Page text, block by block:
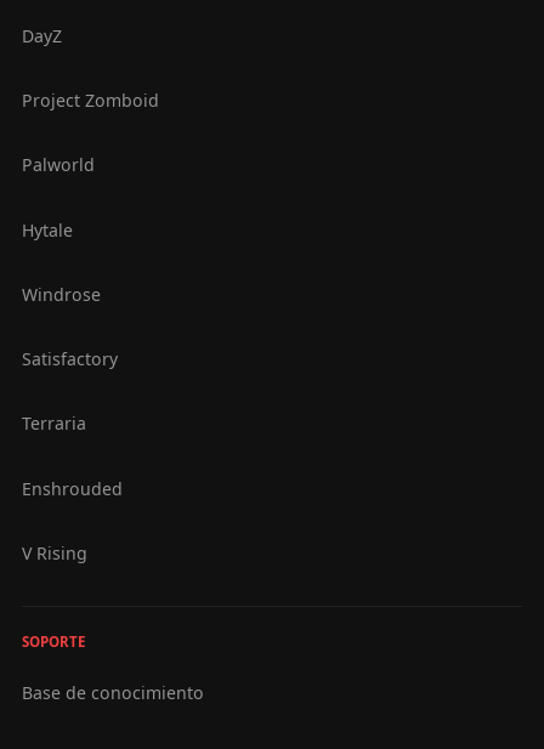
DayZ
Project Zomboid
Palworld
Hytale
Windrose
Satisfactory
Terraria
Enshrouded
V Rising
SOPORTE
Base de conocimiento